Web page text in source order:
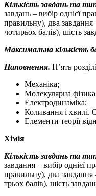
Кількість завдань та
завдань – вибір однієї
правильну), два завдання
чотирьох балів), шість
Максимальна кількість
Наповнення. П’ять
Механіка;
Молекулярна
Електродинаміка;
Коливання і хвилі.
Елементи теорії
Хімія
Кількість завдань та
завдання – вибір однієї
правильну), два завдання
трьох балів), шість